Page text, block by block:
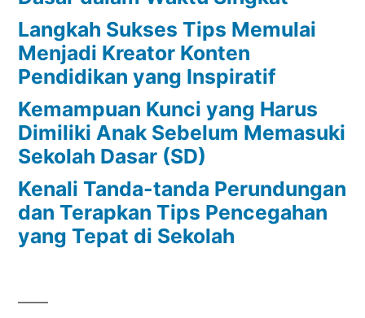
Langkah Sukses Tips Memulai
Menjadi Kreator Konten
Pendidikan yang Inspiratif
Kemampuan Kunci yang Harus
Dimiliki Anak Sebelum Memasuki
Sekolah Dasar (SD)
Kenali Tanda-tanda Perundungan
dan Terapkan Tips Pencegahan
yang Tepat di Sekolah